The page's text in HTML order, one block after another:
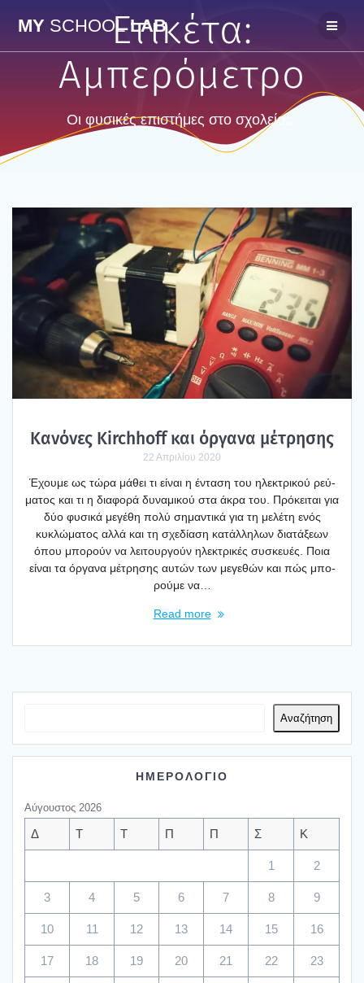
to
content
MY SCHOOLLAB
Ετικέτα:
Αμπερόμετρο
Οι φυσικές επιστήμες στο σχολείο...
Κανό­νες Kirchhoff και όργα­να μέτρη­σης
22 Απριλίου 2020
Έχου­με ως τώρα μάθει τι είναι η έντα­ση του ηλε­κτρι­κού ρεύ­
μα­τος και τι η δια­φο­ρά δυνα­μι­κού στα άκρα του. Πρό­κει­ται για
δύο φυσι­κά μεγέ­θη πολύ σημα­ντι­κά για τη μελέ­τη ενός
κυκλώ­μα­τος αλλά και τη σχε­δί­α­ση κατάλ­λη­λων δια­τά­ξε­ων
όπου μπο­ρούν να λει­τουρ­γούν ηλε­κτρι­κές συσκευ­ές. Ποια
είναι τα όργα­να μέτρη­σης αυτών των μεγε­θών και πώς μπο­
ρού­με να…
Read more
Αναζήτηση
ΗΜΕΡΟΛΟΓΙΟ
Αύγουστος 2026
Δ Τ Τ Π Π Σ Κ
1 2
3 4 5 6 7 8 9
10 11 12 13 14 15 16
17 18 19 20 21 22 23